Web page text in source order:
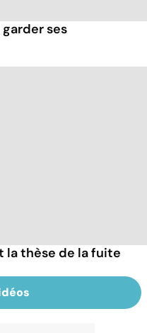
ses
la thèse de la fuite